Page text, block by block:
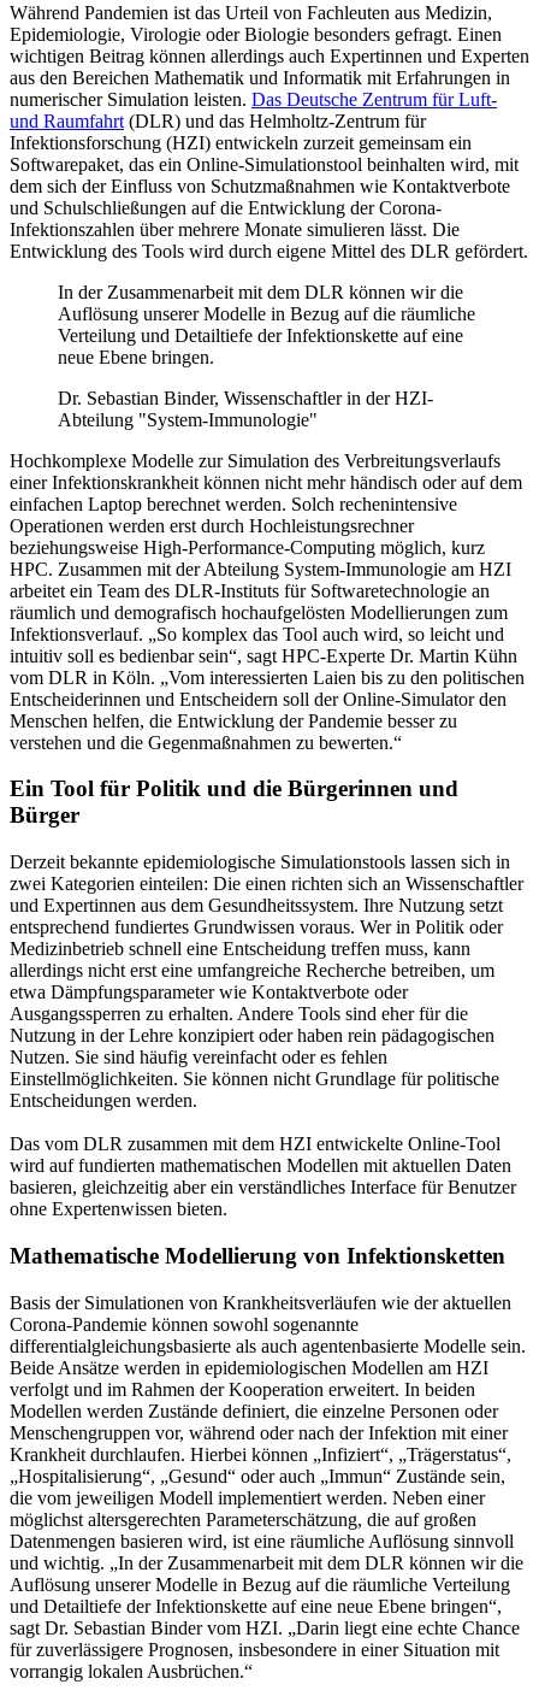
Während Pandemien ist das Urteil von Fachleuten aus Medizin,
Epidemiologie, Virologie oder Biologie besonders gefragt. Einen
wichtigen Beitrag können allerdings auch Expertinnen und Experten
aus den Bereichen Mathematik und Informatik mit Erfahrungen in
numerischer Simulation leisten. Das Deutsche Zentrum für Luft-
und Raumfahrt (DLR) und das Helmholtz-Zentrum für
Infektionsforschung (HZI) entwickeln zurzeit gemeinsam ein
Softwarepaket, das ein Online-Simulationstool beinhalten wird, mit
dem sich der Einfluss von Schutzmaßnahmen wie Kontaktverbote
und Schulschließungen auf die Entwicklung der Corona-
Infektionszahlen über mehrere Monate simulieren lässt. Die
Entwicklung des Tools wird durch eigene Mittel des DLR gefördert.
In der Zusammenarbeit mit dem DLR können wir die
Auflösung unserer Modelle in Bezug auf die räumliche
Verteilung und Detailtiefe der Infektionskette auf eine
neue Ebene bringen.
Dr. Sebastian Binder, Wissenschaftler in der HZI-
Abteilung "System-Immunologie"
Hochkomplexe Modelle zur Simulation des Verbreitungsverlaufs
einer Infektionskrankheit können nicht mehr händisch oder auf dem
einfachen Laptop berechnet werden. Solch rechenintensive
Operationen werden erst durch Hochleistungsrechner
beziehungsweise High-Performance-Computing möglich, kurz
HPC. Zusammen mit der Abteilung System-Immunologie am HZI
arbeitet ein Team des DLR-Instituts für Softwaretechnologie an
räumlich und demografisch hochaufgelösten Modellierungen zum
Infektionsverlauf. „So komplex das Tool auch wird, so leicht und
intuitiv soll es bedienbar sein“, sagt HPC-Experte Dr. Martin Kühn
vom DLR in Köln. „Vom interessierten Laien bis zu den politischen
Entscheiderinnen und Entscheidern soll der Online-Simulator den
Menschen helfen, die Entwicklung der Pandemie besser zu
verstehen und die Gegenmaßnahmen zu bewerten.“
Ein Tool für Politik und die Bürgerinnen und
Bürger
Derzeit bekannte epidemiologische Simulationstools lassen sich in
zwei Kategorien einteilen: Die einen richten sich an Wissenschaftler
und Expertinnen aus dem Gesundheitssystem. Ihre Nutzung setzt
entsprechend fundiertes Grundwissen voraus. Wer in Politik oder
Medizinbetrieb schnell eine Entscheidung treffen muss, kann
allerdings nicht erst eine umfangreiche Recherche betreiben, um
etwa Dämpfungsparameter wie Kontaktverbote oder
Ausgangssperren zu erhalten. Andere Tools sind eher für die
Nutzung in der Lehre konzipiert oder haben rein pädagogischen
Nutzen. Sie sind häufig vereinfacht oder es fehlen
Einstellmöglichkeiten. Sie können nicht Grundlage für politische
Entscheidungen werden.
Das vom DLR zusammen mit dem HZI entwickelte Online-Tool
wird auf fundierten mathematischen Modellen mit aktuellen Daten
basieren, gleichzeitig aber ein verständliches Interface für Benutzer
ohne Expertenwissen bieten.
Mathematische Modellierung von Infektionsketten
Basis der Simulationen von Krankheitsverläufen wie der aktuellen
Corona-Pandemie können sowohl sogenannte
differentialgleichungsbasierte als auch agentenbasierte Modelle sein.
Beide Ansätze werden in epidemiologischen Modellen am HZI
verfolgt und im Rahmen der Kooperation erweitert. In beiden
Modellen werden Zustände definiert, die einzelne Personen oder
Menschengruppen vor, während oder nach der Infektion mit einer
Krankheit durchlaufen. Hierbei können „Infiziert“, „Trägerstatus“,
„Hospitalisierung“, „Gesund“ oder auch „Immun“ Zustände sein,
die vom jeweiligen Modell implementiert werden. Neben einer
möglichst altersgerechten Parameterschätzung, die auf großen
Datenmengen basieren wird, ist eine räumliche Auflösung sinnvoll
und wichtig. „In der Zusammenarbeit mit dem DLR können wir die
Auflösung unserer Modelle in Bezug auf die räumliche Verteilung
und Detailtiefe der Infektionskette auf eine neue Ebene bringen“,
sagt Dr. Sebastian Binder vom HZI. „Darin liegt eine echte Chance
für zuverlässigere Prognosen, insbesondere in einer Situation mit
vorrangig lokalen Ausbrüchen.“